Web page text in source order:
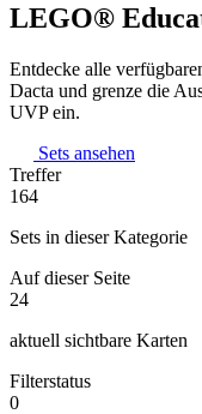
LEGO®
Entdecke alle
Dacta und grenze die
UVP ein.
Sets ansehen
Treffer
164
Sets in dieser Kategorie
Auf dieser Seite
24
aktuell sichtbare Karten
Filterstatus
0